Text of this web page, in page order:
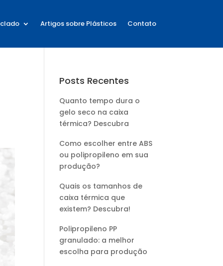
Artigos sobre Plásticos Contato
Posts Recentes
Quanto tempo dura o
gelo seco na caixa
térmica? Descubra
Como escolher entre ABS
ou polipropileno em sua
produção?
Quais os tamanhos de
caixa térmica que
existem? Descubra!
Polipropileno PP
granulado: a melhor
escolha para produção